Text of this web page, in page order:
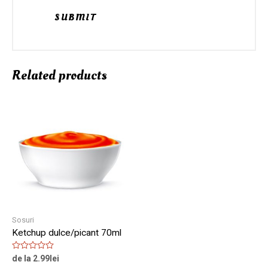
Related products
Sosuri
Ketchup dulce/picant 70ml
Rated
de la 2.99 lei